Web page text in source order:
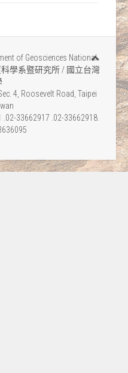
of Geosciences National
科學系暨研究所 / 國立台灣
4, Roosevelt Road, Taipei
33662917 .02-33662918.